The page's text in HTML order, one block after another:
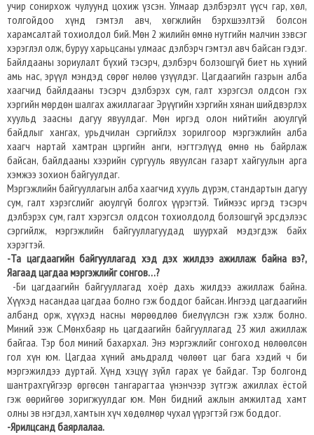
учир сонирхож чулуунд цохиж үзсэн. Улмаар дэлбэрэлт үүсч гар, хөл,
толгойдоо хүнд гэмтэл авч, хөгжлийн бэрхшээлтэй болсон
харамсалтай тохиолдол бий. Мөн 2 жилийн өмнө нутгийн малчин зэвсэг
хэрэглэл олж, буруу харьцсаны улмаас дэлбэрч гэмтэл авч байсан гэдэг.
Байлдааны зориулалт бүхий тэсэрч, дэлбэрч болзошгүй биет нь хүний
амь нас, эрүүл мэндэд сөрөг нөлөө үзүүлдэг. Цагдаагийн газрын алба
хаагчид байлдааны тэсэрч дэлбэрэх сум, галт хэрэгсэл олдсон гэх
хэргийн мөрдөн шалгах ажиллагааг Эрүүгийн хэргийн хянан шийдвэрлэх
хуульд заасны дагуу явуулдаг. Мөн иргэд олон нийтийн аюулгүй
байдлыг хангах, урьдчилан сэргийлэх зорилгоор мэргэжлийн алба
хаагч нартай хамтран цэргийн анги, нэгтгэлүүд өмнө нь байрлаж
байсан, байлдааны хээрийн сургууль явуулсан газарт хайгуулын арга
хэмжээ зохион байгуулдаг.
Мэргэжлийн байгууллагын алба хаагчид хууль дүрэм, стандартын дагуу
сум, галт хэрэгслийг аюулгүй болгох үүрэгтэй. Тиймээс иргэд тэсэрч
дэлбэрэх сум, галт хэрэгсэл олдсон тохиолдолд болзошгүй эрсдэлээс
сэргийлж, мэргэжлийн байгууллагуудад шуурхай мэдэгдэж байх
хэрэгтэй.
-Та цагдаагийн байгууллагад хэд дэх жилдээ ажиллаж байна вэ?,
Яагаад цагдаа мэргэжлийг сонгов…?
-Би цагдаагийн байгууллагад хоёр дахь жилдээ ажиллаж байна.
Хүүхэд насандаа цагдаа болно гэж боддог байсан. Ингээд цагдаагийн
албанд орж, хүүхэд насны мөрөөдлөө биелүүлсэн гэж хэлж болно.
Миний ээж С.Мөнхбаяр нь цагдаагийн байгууллагад 23 жил ажиллаж
байгаа. Тэр бол миний бахархал. Энэ мэргэжлийг сонгоход нөлөөлсөн
гол хүн юм. Цагдаа хүний амьдралд чөлөөт цаг бага хэдий ч би
мэргэжилдээ дуртай. Хүнд хэцүү зүйл гарах үе байдаг. Тэр болгонд
шантрахгүйгээр өргөсөн тангарагтаа үнэнчээр зүтгэж ажиллах ёстой
гэж өөрийгөө зоригжуулдаг юм. Мөн бидний ажлын амжилтад хамт
олны эв нэгдэл, хамтын хүч хөдөлмөр чухал үүрэгтэй гэж боддог.
-Ярилцсанд баярлалаа.